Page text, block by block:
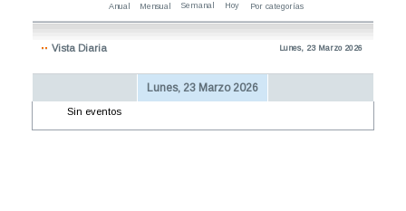
Anual Mensual Semanal Hoy Por categorías
Vista Diaria Lunes, 23 Marzo 2026
Lunes, 23 Marzo 2026
Sin eventos